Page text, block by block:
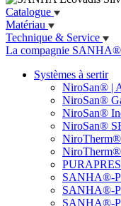
Catalogue
Matériau
Technique & Service
La compagnie SANHA®
Systèmes à sertir
NiroSan® |
NiroSan®
NiroSan®
NiroSan®
SANHA®-
SANHA®-
SANHA®-